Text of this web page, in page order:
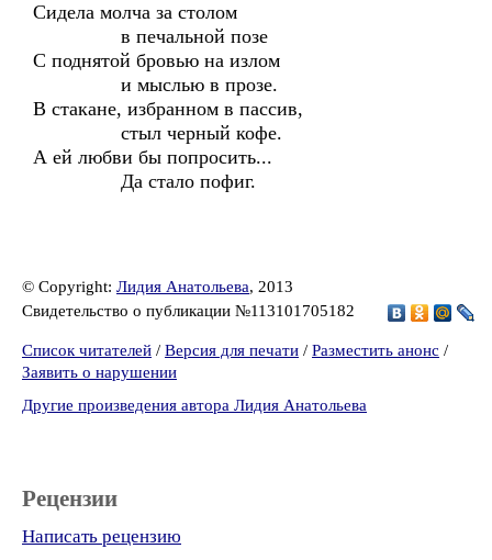
Сидела молча за столом
в печальной позе
С поднятой бровью на излом
и мыслью в прозе.
В стакане, избранном в пассив,
стыл черный кофе.
А ей любви бы попросить...
Да стало пофиг.
© Copyright: Лидия Анатольева, 2013
Свидетельство о публикации №113101705182
Список читателей / Версия для печати / Разместить анонс /
Заявить о нарушении
Другие произведения автора Лидия Анатольева
Рецензии
Написать рецензию